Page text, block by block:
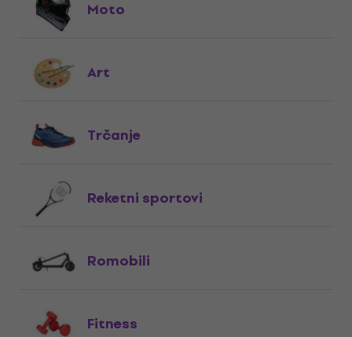
Moto
Art
Trčanje
Reketni sportovi
Romobili
Fitness